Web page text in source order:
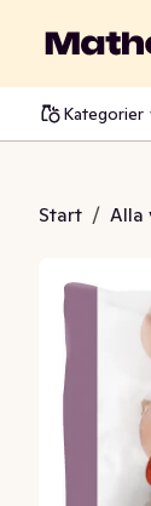
Kategorier
Start / Alla
Kötthalt